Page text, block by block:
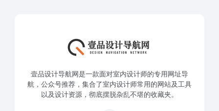
壹品设计导航网是一款面对室内设计师的专用网址导
航，公众号推荐，集合了室内设计师常用的网站及工具
以及设计资源，彻底摆脱杂乱不堪的收藏夹。